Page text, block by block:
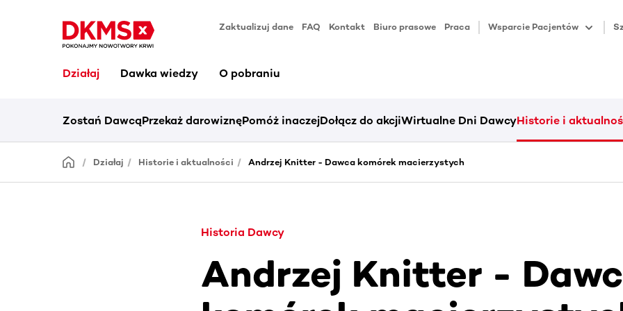
Zaktualizuj dane FAQ Kontakt Biuro prasowe Praca Wsparcie Pacjentów
Działaj Dawka wiedzy O pobraniu
Zostań DawcąPrzekaż darowiznęPomóż inaczejDołącz do akcjiWirtualne Dni DawcyHistorie i
Działaj Historie i aktualności Andrzej Knitter - Dawca komórek macierzystych
Historia Dawcy
Andrzej Knitter -